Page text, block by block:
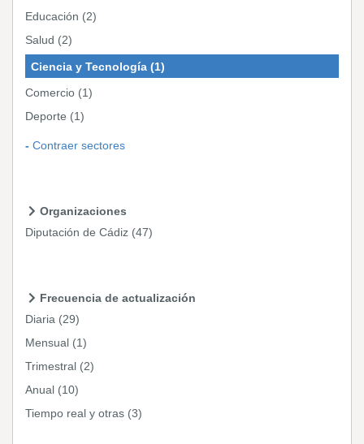
Educación (2)
Salud (2)
Ciencia y Tecnología (1)
Comercio (1)
Deporte (1)
Contraer sectores
Organizaciones
Diputación de Cádiz (47)
Frecuencia de actualización
Diaria (29)
Mensual (1)
Trimestral (2)
Anual (10)
Tiempo real y otras (3)